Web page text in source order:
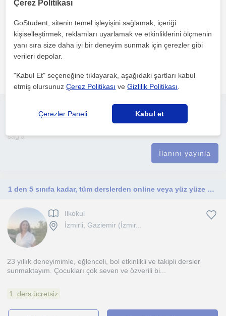
ilk önce konuyu detaylıca ve püf noktalarına değinerek anlatırım
ondan sonrada kolay orta yeni nesil şeklinde sorul...
daha fazlasını gör Ücretsiz iletişime geç
Ücretsiz ilan ver
sağla
İlanını yayınla
1 den 5 sınıfa kadar, tüm derslerden online veya yüz yüze özel ders, konu tekrarları, ödev desteği
Ilkokul
İzmirli, Gaziemir (İzmir...
23 yıllık deneyimimle, eğlenceli, bol etkinlikli ve takipli dersler
sunmaktayım. Çocukları çok seven ve özverili bi...
1. ders ücretsiz
Çerez Politikası
GoStudent, sitenin temel işleyişini sağlamak, içeriği
kişiselleştirmek, reklamları uyarlamak ve etkinliklerini ölçmenin
yanı sıra size daha iyi bir deneyim sunmak için çerezler gibi
verileri depolar.
"Kabul Et" seçeneğine tıklayarak, aşağıdaki şartları kabul
etmiş olursunuzÇerez Politikası veGizlilik Politikası
Çerezler Paneli Kabul et